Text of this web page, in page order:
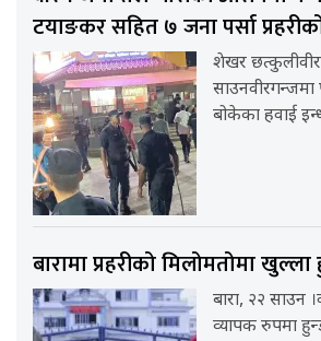
टयाङकर सहित ७ जना पर्सा
शेखर
साउनवीरगन्जमा
बोकेका हवाई
बारामा प्रहरीको मिलोमतोमा
बारा, २२ साउन
व्यापक रुपमा